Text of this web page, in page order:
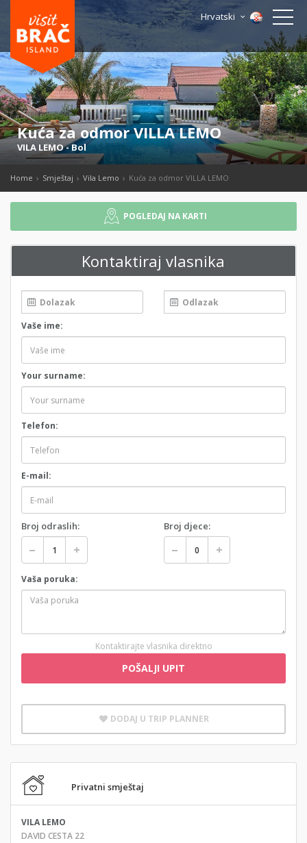
Hrvatski
Kuća za odmor VILLA LEMO
VILA LEMO-Bol
Home Smještaj Vila Lemo Kuća za odmor VILLA LEMO
POGLEDAJ NA KARTI
Kontaktiraj vlasnika
Vaše ime:
Your surname:
Telefon:
E-mail:
Broj odraslih: Broj djece:
Vaša poruka:
Kontaktirajte vlasnika direktno
POŠALJI UPIT
DODAJ U TRIP PLANNER
Privatni smještaj
VILA LEMO
DAVID CESTA 22